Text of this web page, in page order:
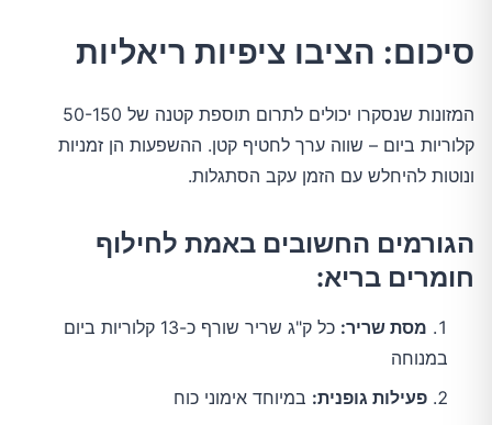
סיכום: הציבו ציפיות ריאליות
המזונות שנסקרו יכולים לתרום תוספת קטנה של 50-150
קלוריות ביום – שווה ערך לחטיף קטן. ההשפעות הן זמניות
ונוטות להיחלש עם הזמן עקב הסתגלות.
הגורמים החשובים באמת לחילוף
חומרים בריא:
מסת שריר:
כל ק"ג שריר שורף כ-13 קלוריות ביום
במנוחה
פעילות גופנית: במיוחד אימוני כוח